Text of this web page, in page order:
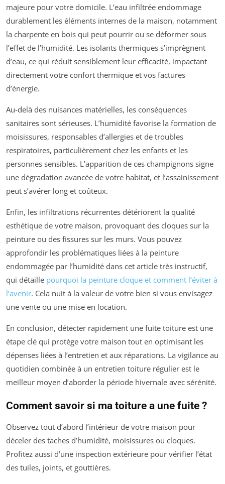
majeure pour votre domicile. L’eau infiltrée endommage
durablement les éléments internes de la maison, notamment
la charpente en bois qui peut pourrir ou se déformer sous
l’effet de l’humidité. Les isolants thermiques s’imprègnent
d’eau, ce qui réduit sensiblement leur efficacité, impactant
directement votre confort thermique et vos factures
d’énergie.
Au-delà des nuisances matérielles, les conséquences
sanitaires sont sérieuses. L’humidité favorise la formation de
moisissures, responsables d’allergies et de troubles
respiratoires, particulièrement chez les enfants et les
personnes sensibles. L’apparition de ces champignons signe
une dégradation avancée de votre habitat, et l’assainissement
peut s’avérer long et coûteux.
Enfin, les infiltrations récurrentes détériorent la qualité
esthétique de votre maison, provoquant des cloques sur la
peinture ou des fissures sur les murs. Vous pouvez
approfondir les problématiques liées à la peinture
endommagée par l’humidité dans cet article très instructif,
qui détaille pourquoi la peinture cloque et comment l’éviter à
l’avenir. Cela nuit à la valeur de votre bien si vous envisagez
une vente ou une mise en location.
En conclusion, détecter rapidement une fuite toiture est une
étape clé qui protège votre maison tout en optimisant les
dépenses liées à l’entretien et aux réparations. La vigilance au
quotidien combinée à un entretien toiture régulier est le
meilleur moyen d’aborder la période hivernale avec sérénité.
Comment savoir si ma toiture a une fuite ?
Observez tout d’abord l’intérieur de votre maison pour
déceler des taches d’humidité, moisissures ou cloques.
Profitez aussi d’une inspection extérieure pour vérifier l’état
des tuiles, joints, et gouttières.